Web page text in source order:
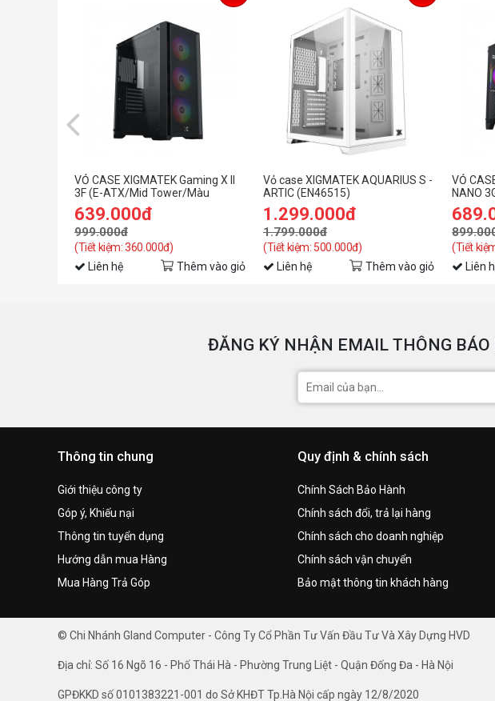
VỎ CASE XIGMATEK Gaming X II
3F (E-ATX/Mid Tower/Màu
Đen/3FAN)
639.000đ
999.000đ
(Tiết kiệm: 360.000đ)
Liên hệ Thêm vào giỏ
Vỏ case XIGMATEK AQUARIUS S -
ARTIC (EN46515)
1.299.000đ
1.799.000đ
(Tiết kiệm: 500.000đ)
Liên hệ Thêm vào giỏ
VỎ
NANO
đen/
(Tiết
Liên
ĐĂNG KÝ NHẬN EMAIL THÔNG
Thông tin chung
Giới thiệu công ty
Góp ý, Khiếu nại
Thông tin tuyển dụng
Hướng dẫn mua Hàng
Mua Hàng Trả Góp
Quy định & chính sách
Chính Sách Bảo Hành
Chính sách đổi, trả lại hàng
Chính sách cho doanh nghiệp
Chính sách vận chuyển
Bảo mật thông tin khách hàng
© Chi Nhánh Gland Computer - Công Ty Cổ Phần Tư Vấn Đầu Tư Và Xây Dựng HVD
Địa chỉ: Số 16 Ngõ 16 - Phố Thái Hà - Phường Trung Liệt - Quận Đống Đa - Hà Nội
GPĐKKD số 0101383221-001 do Sở KHĐT Tp.Hà Nội cấp ngày 12/8/2020